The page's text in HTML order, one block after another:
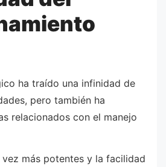
ha traído una infinidad de
pero también ha
relacionados con el manejo
más potentes y la facilidad